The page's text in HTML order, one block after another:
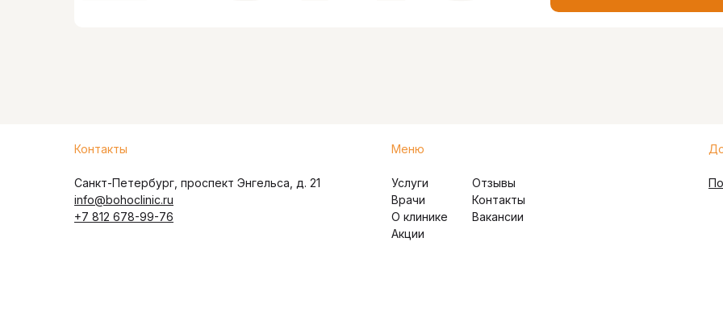
Отзывы
Контакты
Вакансии
Услуги
Врачи
О клинике
Акции
Меню
Санкт-Петербург, проспект Энгельса, д. 21
info@bohoclinic.ru
+7 812 678-99-76
Контакты